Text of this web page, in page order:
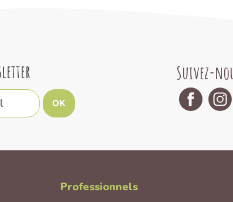
OK
Suivez-
Professionnels